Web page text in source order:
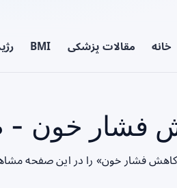
خانه مقالات پزشکی BMI
فشار خون -
فشار خون» را در این صفحه